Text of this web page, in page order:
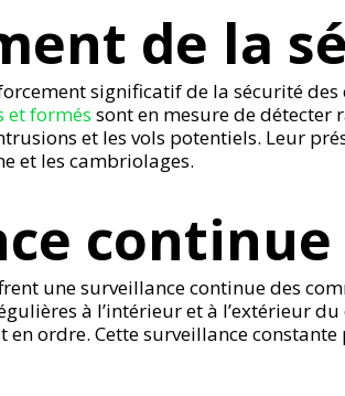
de la
significatif de la sécurité des
et formés sont en mesure de détecter
et les vols potentiels. Leur
et les cambriolages.
continue
une surveillance continue des
à l’intérieur et à l’extérieur
en ordre. Cette surveillance